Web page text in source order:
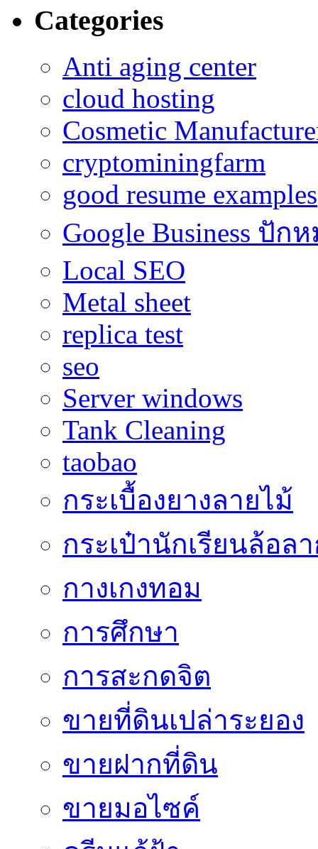
Categories
Anti aging center
cloud hosting
Cosmetic
cryptominingfarm
good resume examples
Google Business ปัก
Local SEO
Metal sheet
replica test
seo
Server windows
Tank Cleaning
taobao
กระเบื้องยางลายไม้
กระเป๋านักเรียนล้อล
กางเกงทอม
การศึกษา
การสะกดจิต
ขายที่ดินเปล่าระยอง
ขายฝากที่ดิน
ขายมอไซค์